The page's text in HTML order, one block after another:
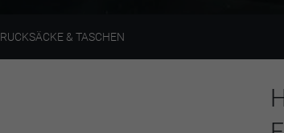
RUCKSÄCKE & TASCHEN